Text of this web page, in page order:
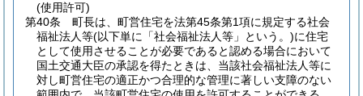
(使用許可)
第40条
町長は、町営住宅を法第45条第1項に規定する社会
福祉法人等(以下単に「社会福祉法人等」という。)に住宅
として使用させることが必要であると認める場合において
国土交通大臣の承認を得たときは、当該社会福祉法人等に
対し町営住宅の適正かつ合理的な管理に著しい支障のない